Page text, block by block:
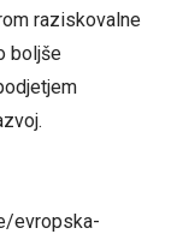
raziskovalne
boljše
evropska-